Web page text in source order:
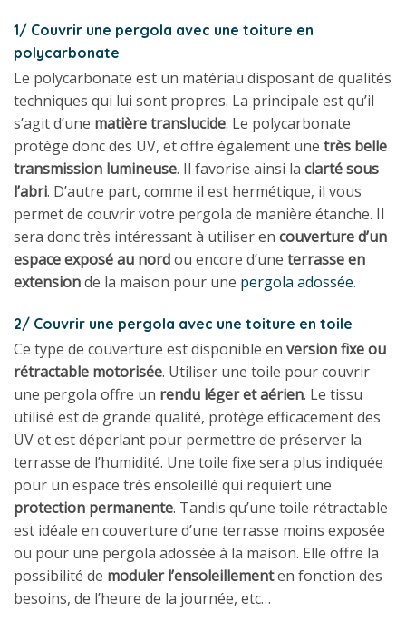
1/ Couvrir une pergola avec une toiture en
polycarbonate
Le polycarbonate est un matériau disposant de qualités
techniques qui lui sont propres. La principale est qu’il
s’agit d’une matière translucide. Le polycarbonate
protège donc des UV, et offre également une très belle
transmission lumineuse. Il favorise ainsi la clarté sous
l’abri. D’autre part, comme il est hermétique, il vous
permet de couvrir votre pergola de manière étanche. Il
sera donc très intéressant à utiliser en couverture d’un
espace exposé au nordou encore d’une terrasse en
extensionde la maison pour une pergola adossée.
2/ Couvrir une pergola avec une toiture en toile
Ce type de couverture est disponible en version fixe ou
rétractable motorisée. Utiliser une toile pour couvrir
une pergola offre un rendu léger et aérien. Le tissu
utilisé est de grande qualité, protège efficacement des
UV et est déperlant pour permettre de préserver la
terrasse de l’humidité. Une toile fixe sera plus indiquée
pour un espace très ensoleillé qui requiert une
protection permanente. Tandis qu’une toile rétractable
est idéale en couverture d’une terrasse moins exposée
ou pour une pergola adossée à la maison. Elle offre la
possibilité de moduler l’ensoleillementen fonction des
besoins, de l’heure de la journée, etc…